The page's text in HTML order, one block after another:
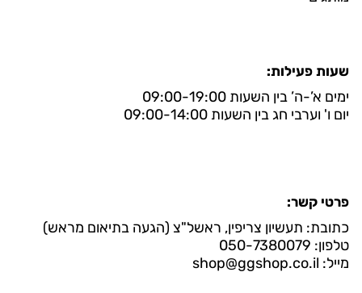
שעות פעילות:
ימים א’-ה’ בין השעות 09:00-19:00
יום ו' וערבי חג בין השעות 09:00-14:00
פרטי קשר:
כתובת: תעשיון צריפין, ראשל"צ (הגעה בתיאום מראש)
טלפון: 050-7380079
מייל: shop@ggshop.co.il